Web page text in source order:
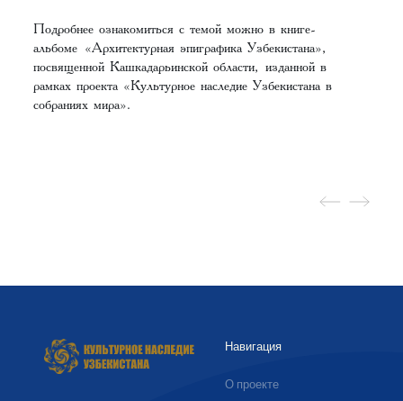
Подробнее ознакомиться с темой можно в книге-
альбоме «Архитектурная эпиграфика Узбекистана»,
посвященной Кашкадарьинской области, изданной в
рамках проекта «Культурное наследие Узбекистана в
собраниях мира».‌‌
Навигация
О проекте